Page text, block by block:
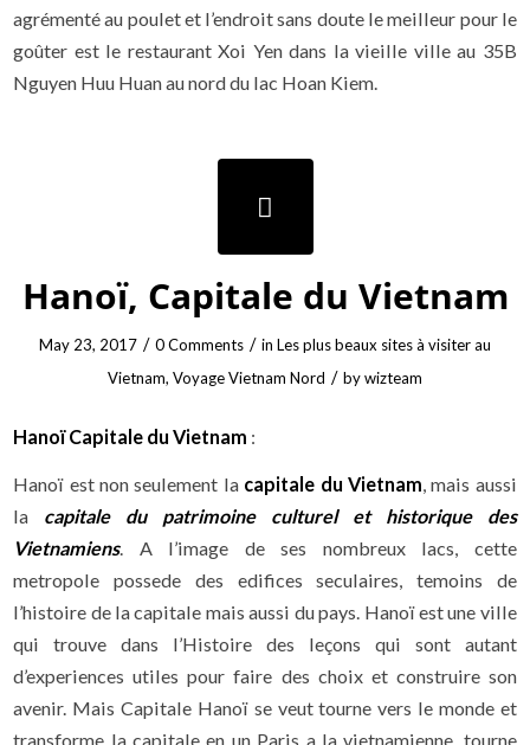
agrémenté au poulet et l’endroit sans doute le meilleur pour le
goûter est le restaurant Xoi Yen dans la vieille ville au 35B
Nguyen Huu Huan au nord du lac Hoan Kiem.
Hanoï, Capitale du Vietnam
May 23, 2017 / 0 Comments / in Les plus beaux sites à visiter au
Vietnam, Voyage Vietnam Nord / bywizteam
Hanoï Capitale du Vietnam :
Hanoï est non seulement la capitale du Vietnam, mais aussi
la capitale du patrimoine culturel et historique des
Vietnamiens. A l’image de ses nombreux lacs, cette
metropole possede des edifices seculaires, temoins de
l’histoire de la capitale mais aussi du pays. Hanoï est une ville
qui trouve dans l’Histoire des leçons qui sont autant
d’experiences utiles pour faire des choix et construire son
avenir. Mais Capitale Hanoï se veut tourne vers le monde et
transforme la capitale en un Paris a la vietnamienne, tourne